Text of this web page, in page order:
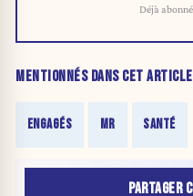
Déjà
MENTIONNÉS DANS CET ARTICLE
ENGAGÉS MR SANTÉ
PARTAGER